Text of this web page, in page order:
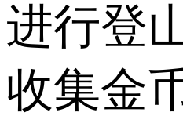
进行登
收集金